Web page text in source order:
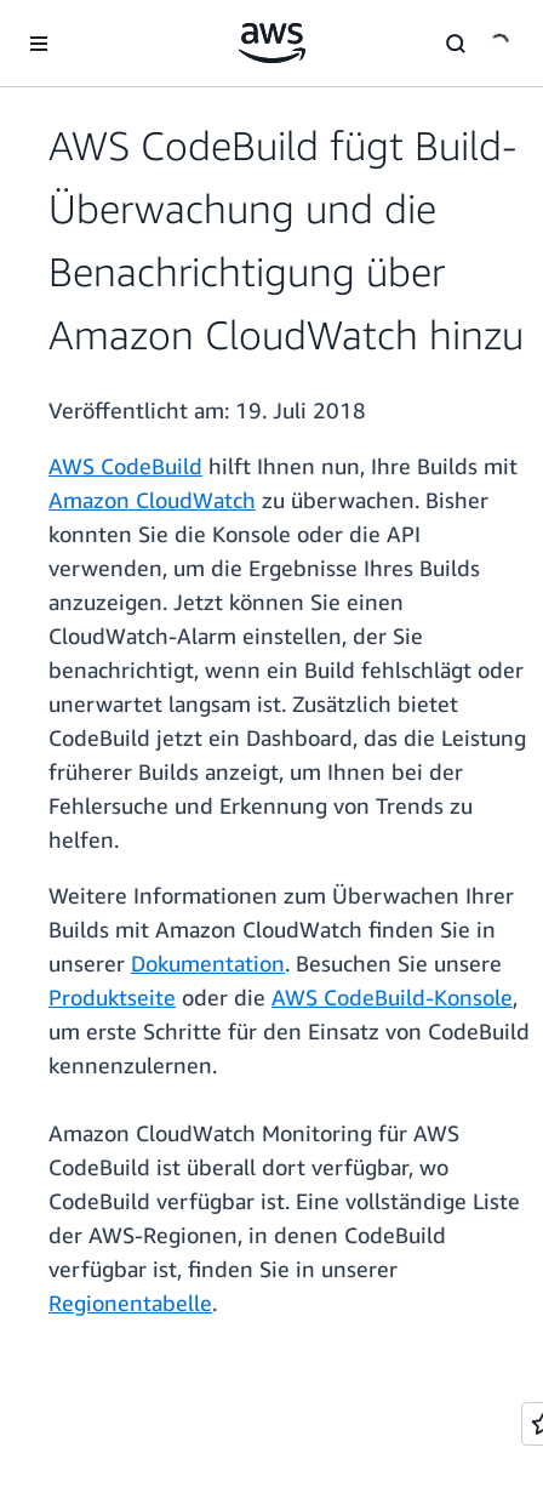
Überspringen zum Hauptinhalt
AWS CodeBuild fügt Build-
Überwachung und die
Benachrichtigung über
Amazon CloudWatch hinzu
Veröffentlicht am: 19. Juli 2018
AWS CodeBuild hilft Ihnen nun, Ihre Builds mit
Amazon CloudWatch zu überwachen. Bisher
konnten Sie die Konsole oder die API
verwenden, um die Ergebnisse Ihres Builds
anzuzeigen. Jetzt können Sie einen
CloudWatch-Alarm einstellen, der Sie
benachrichtigt, wenn ein Build fehlschlägt oder
unerwartet langsam ist. Zusätzlich bietet
CodeBuild jetzt ein Dashboard, das die Leistung
früherer Builds anzeigt, um Ihnen bei der
Fehlersuche und Erkennung von Trends zu
helfen.
Weitere Informationen zum Überwachen Ihrer
Builds mit Amazon CloudWatch finden Sie in
unserer Dokumentation. Besuchen Sie unsere
Produktseite oder die AWS CodeBuild-Konsole,
um erste Schritte für den Einsatz von CodeBuild
kennenzulernen.
Amazon CloudWatch Monitoring für AWS
CodeBuild ist überall dort verfügbar, wo
CodeBuild verfügbar ist. Eine vollständige Liste
der AWS-Regionen, in denen CodeBuild
verfügbar ist, finden Sie in unserer
Regionentabelle.